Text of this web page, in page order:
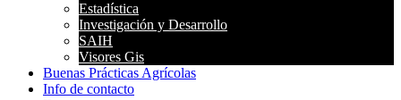
Estadística
Investigación y Desarrollo
SAIH
Visores Gis
Buenas Prácticas Agrícolas
Info de contacto